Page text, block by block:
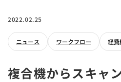
2022.02.25
ニュース ワークフロー 経費
複合機からスキャ